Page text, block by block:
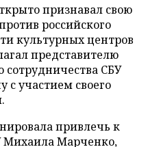
признавал свою
российского
культурных центров
представителю
СБУ
с участием своего
привлечь к
Михаила Марченко,